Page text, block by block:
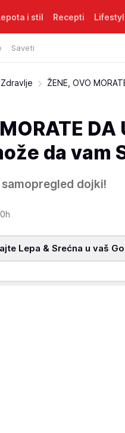
Saveti
i stil Recepti
Zdravlje
ŽENE, OVO
DA
da vam
dojki!
Lepa & Srećna u vaš